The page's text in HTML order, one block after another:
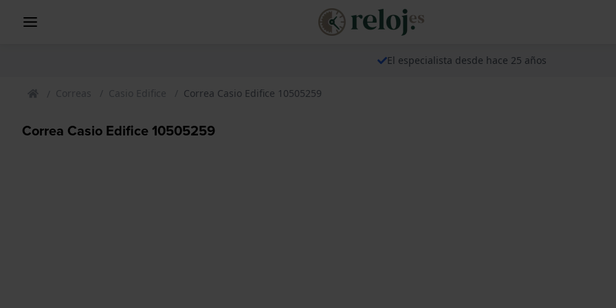
El especialista desde hace 25 años
Correas Casio Edifice Correa Casio Edifice 10505259
Correa Casio Edifice 10505259